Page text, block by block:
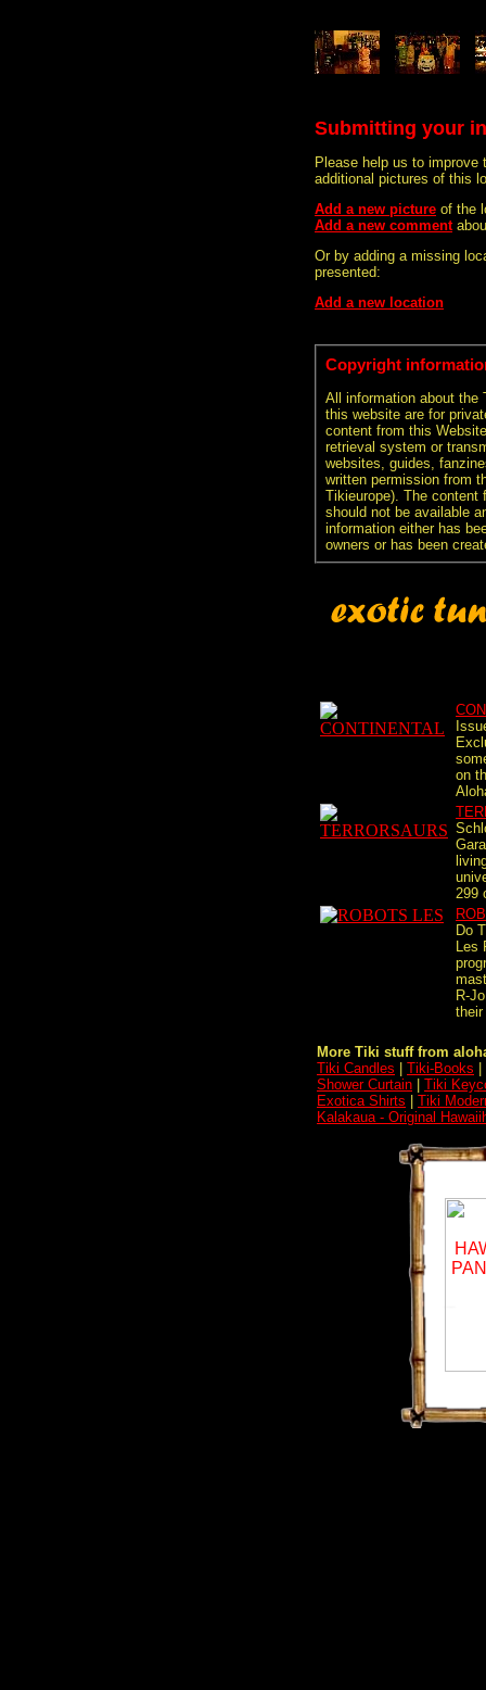
Submitting your
Please help us to improve
additional pictures of this
Add a new picture of the
Add a new comment
Or by adding a missing
presented:
Add a new location
Copyright
All information about the
this website are for
content from this
retrieval system or
websites, guides,
written permission from
Tikieurope). The content
should not be available
information either has
owners or has been
on
299
Do
Les
R-
More Tiki stuff from
Tiki Candles
Tiki-Books
Shower Curtain
Tiki
Exotica Shirts
Tiki
Kalakaua - Original